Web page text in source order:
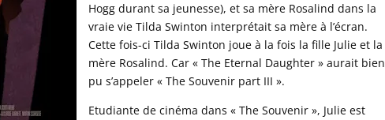
Hogg durant sa jeunesse), et sa mère Rosalind dans la
vraie vie Tilda Swinton interprétait sa mère à l’écran.
Cette fois-ci Tilda Swinton joue à la fois la fille Julie et la
mère Rosalind. Car « The Eternal Daughter » aurait bien
pu s’appeler « The Souvenir part III ».
Etudiante de cinéma dans « The Souvenir », Julie est